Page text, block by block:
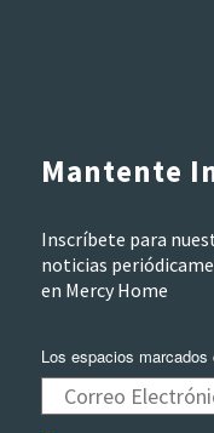
Mantente
Inscríbete para
noticias
en Mercy Home
Los espacios